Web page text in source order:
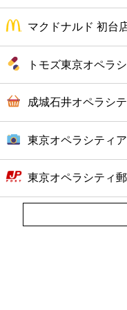
マクドナルド 初台
トモズ東京オペラ
成城石井オペラシ
東京オペラシティ
東京オペラシティ